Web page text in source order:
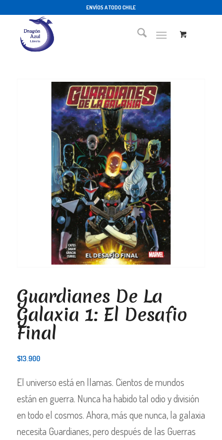
ENVÍOS A TODO CHILE
Guardianes De La
Galaxia 1: El Desafio
Final
$13.900
El universo está en llamas. Cientos de mundos
están en guerra. Nunca ha habido tal odio y división
en todo el cosmos. Ahora, más que nunca, la galaxia
necesita Guardianes, pero después de las Guerras